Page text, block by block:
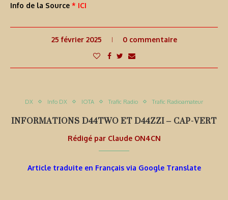
Info de la Source * ICI
25 février 2025 0 commentaire
DX Info DX IOTA Trafic Radio Trafic Radioamateur
INFORMATIONS D44TWO ET D44ZZI – CAP-VERT
Rédigé par Claude ON4CN
Article traduite en Français via Google Translate